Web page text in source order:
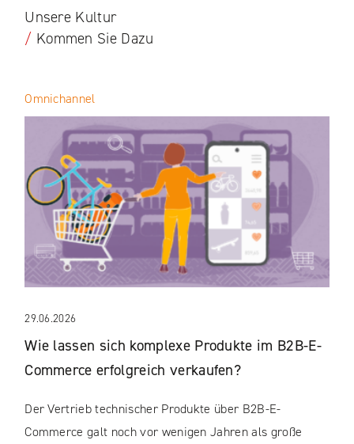
Unsere Kultur
/ Kommen Sie Dazu
29.06.2026
Wie lassen sich komplexe Produkte im B2B-E-
Commerce erfolgreich verkaufen?
Omnichannel
Der Vertrieb technischer Produkte über B2B-E-
Commerce galt noch vor wenigen Jahren als große